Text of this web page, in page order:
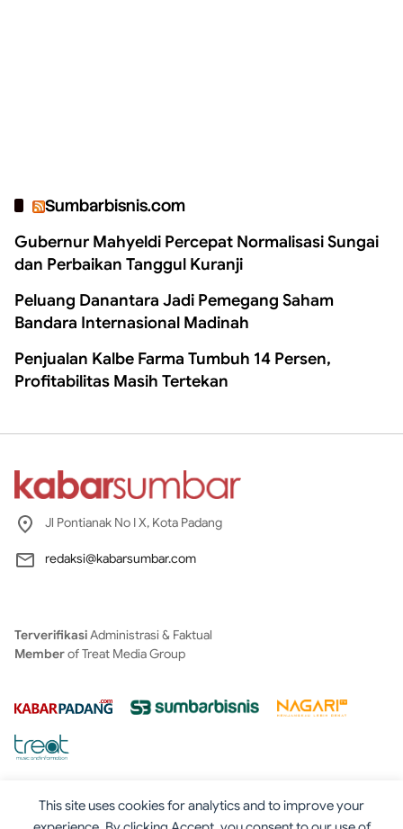
This site uses cookies for analytics and to improve your
Sumbarbisnis.com
Gubernur Mahyeldi Percepat Normalisasi Sungai
dan Perbaikan Tanggul Kuranji
Peluang Danantara Jadi Pemegang Saham
Bandara Internasional Madinah
Penjualan Kalbe Farma Tumbuh 14 Persen,
Profitabilitas Masih Tertekan
Jl Pontianak No I X, Kota Padang
redaksi@kabarsumbar.com
TerverifikasiAdministrasi & Faktual
Memberof Treat Media Group